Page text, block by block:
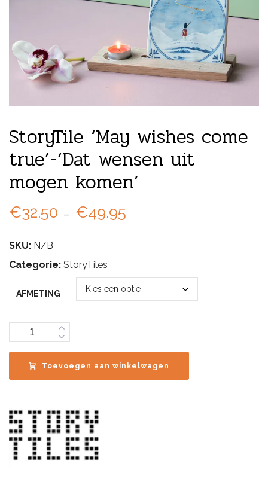
StoryTile ‘May wishes come
true’-‘Dat wensen uit
mogen komen’
€32.50 - €49.95
€49.95
SKU: N/B
Categorie: StoryTiles
AFMETING
Aantal
Toevoegen aan winkelwagen